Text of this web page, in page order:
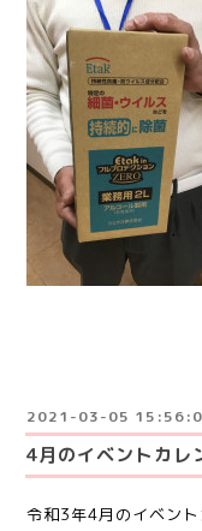
2021-03-05
4月のイベントカレ
令和3年4月のイベント